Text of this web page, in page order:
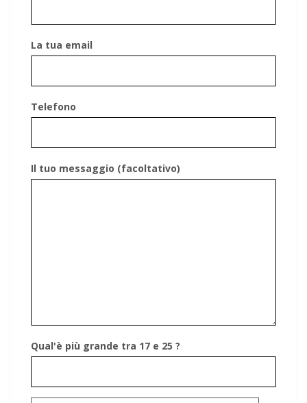
La tua email
Telefono
Il tuo messaggio (facoltativo)
Qual'è più grande tra 17 e 25 ?